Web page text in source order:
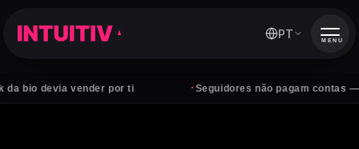
vender por ti Seguidores não pagam contas —
PT MENU